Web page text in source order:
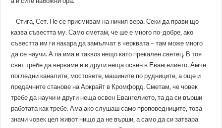
– Стига, Сет. Не се присмивам на ничия вера. Секи да прави що
казва съвестта му. Само сметам, че ше е много по-добре, ако
съвестта им ги накара да замълчат в черквата – там може много
да се научи. А па има и таквоз нещо като прекален светец. В тоя
свет требе да верваме и в други неща освен в Евангелието. Амче
погледни каналите, мостовете, машините по рудниците, а още и
предачните станове на Аркрайт в Кромфорд. Сметам, че човек
требе да научи и други неща освен Евангелието, та да си върши
работата как требе. Ама ако слушаш само проповедниците, това
значи човек цел живот нищо да не върши, а само да си затвара